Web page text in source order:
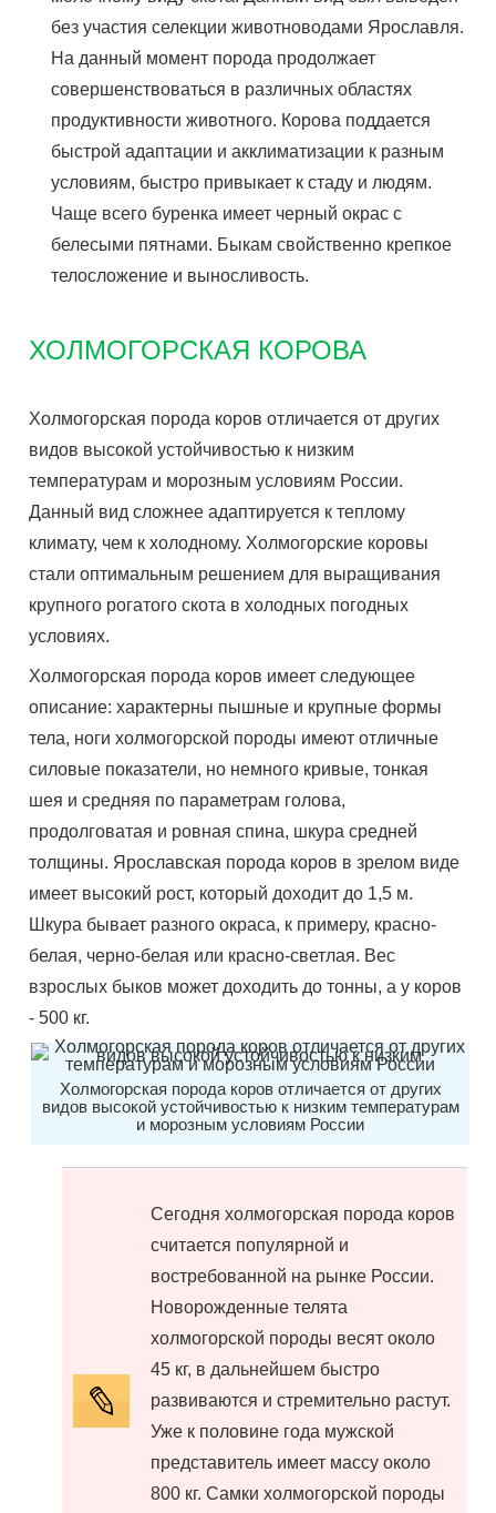
без участия селекции животноводами Ярославля.
На данный момент порода продолжает
совершенствоваться в различных областях
продуктивности животного. Корова поддается
быстрой адаптации и акклиматизации к разным
условиям, быстро привыкает к стаду и людям.
Чаще всего буренка имеет черный окрас с
белесыми пятнами. Быкам свойственно крепкое
телосложение и выносливость.
ХОЛМОГОРСКАЯ КОРОВА
Холмогорская порода коров отличается от других
видов высокой устойчивостью к низким
температурам и морозным условиям России.
Данный вид сложнее адаптируется к теплому
климату, чем к холодному. Холмогорские коровы
стали оптимальным решением для выращивания
крупного рогатого скота в холодных погодных
условиях.
Холмогорская порода коров имеет следующее
описание: характерны пышные и крупные формы
тела, ноги холмогорской породы имеют отличные
силовые показатели, но немного кривые, тонкая
шея и средняя по параметрам голова,
продолговатая и ровная спина, шкура средней
толщины. Ярославская порода коров в зрелом виде
имеет высокий рост, который доходит до 1,5 м.
Шкура бывает разного окраса, к примеру, красно-
белая, черно-белая или красно-светлая. Вес
взрослых быков может доходить до тонны, а у коров
- 500 кг.
Холмогорская порода коров отличается от других
видов высокой устойчивостью к низким температурам
и морозным условиям России
Сегодня холмогорская порода коров
считается популярной и
востребованной на рынке России.
Новорожденные телята
холмогорской породы весят около
45 кг, в дальнейшем быстро
развиваются и стремительно растут.
Уже к половине года мужской
представитель имеет массу около
800 кг. Самки холмогорской породы